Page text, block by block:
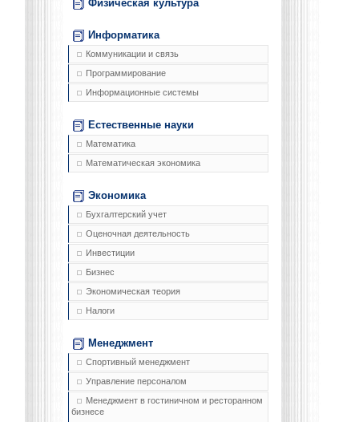
Физическая культура
Информатика
Коммуникации и связь
Программирование
Информационные системы
Естественные науки
Математика
Математическая экономика
Экономика
Бухгалтерский учет
Оценочная деятельность
Инвестиции
Бизнес
Экономическая теория
Налоги
Менеджмент
Спортивный менеджмент
Управление персоналом
Менеджмент в гостиничном и ресторанном
бизнесе